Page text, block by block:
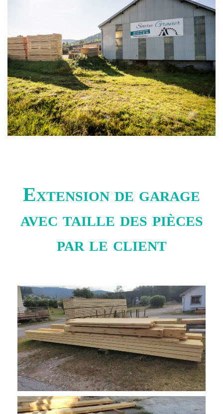
Extension de garage
avec taille des pièces
par le client